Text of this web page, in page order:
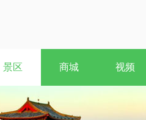
景区 商城 视频